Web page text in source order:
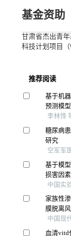
基金资助
甘肃省杰出青年
科技计划项目（